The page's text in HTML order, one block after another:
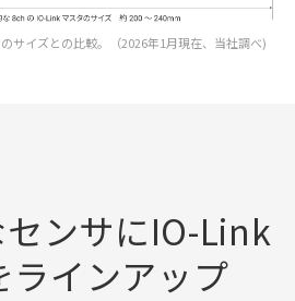
サイズとの比較。（2026年1月現在、当社調べ)
ンサにIO-Link
ラインアップ